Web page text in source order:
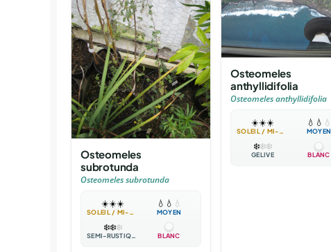
Osteomeles
subrotunda
Osteomeles subrotunda
☀️☀️☀️
SOLEIL / MI-OMBRE
💧 💧 💧
MOYEN
❄️❄️❄️
SEMI-RUSTIQUE BLANC
Osteomeles
anthyllidifolia
Osteomeles anthyllidifolia
☀️☀️☀️
SOLEIL / MI-OMBRE
💧 💧 💧
MOYEN
❄️❄️❄️
GÉLIVE BLANC